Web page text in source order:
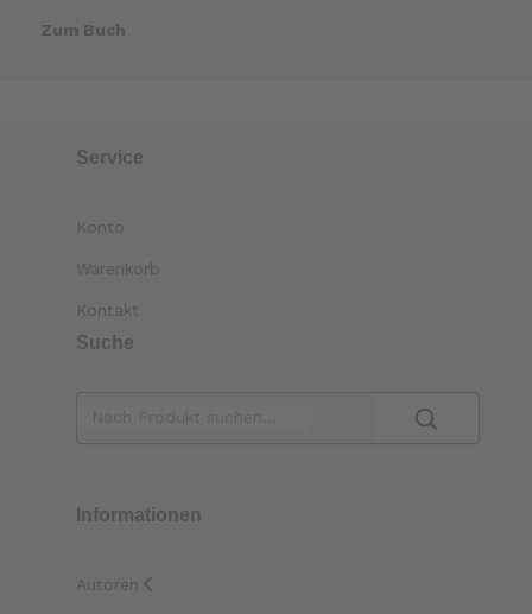
Zum Buch
Service
Konto
Warenkorb
Kontakt
Suche
Informationen
Autoren